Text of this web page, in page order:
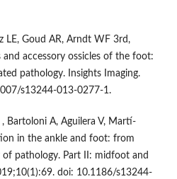
LE, Goud AR, Arndt WF 3rd,
and accessory ossicles of the foot:
pathology. Insights Imaging.
s13244-013-0277-1.
Bartoloni A, Aguilera V, Martí-
in the ankle and foot: from
pathology. Part II: midfoot and
doi: 10.1186/s13244-